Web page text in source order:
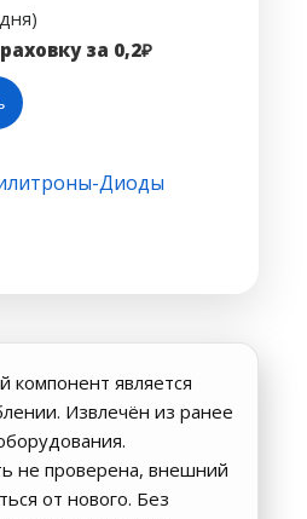
за 0,2₽
Диоды
компонент является
Извлечён из ранее
не проверена, внешний
от нового. Без